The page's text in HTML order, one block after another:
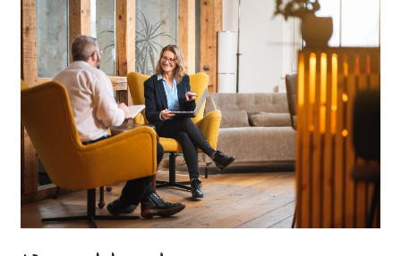
zu
Stammkunden